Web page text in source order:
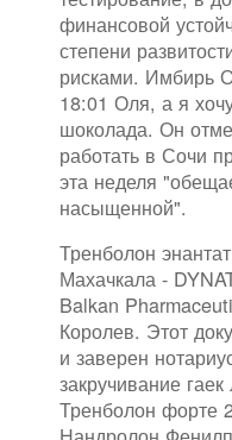
финансовой
степени
рисками. Имбирь
18:01 Оля, а я
шоколада. Он
работать в Сочи
эта неделя
насыщенной".
Тренболон
Махачкала -
Balkan
Королев. Этот
и заверен
закручивание
Тренболон форте